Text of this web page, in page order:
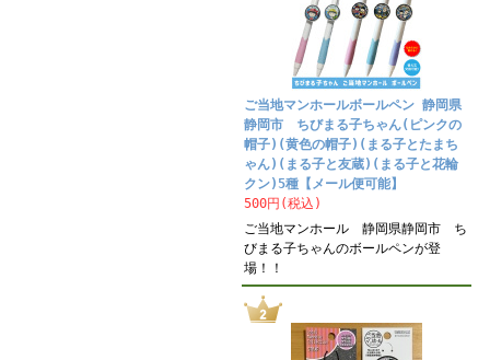
ご当地マンホールボールペン 静岡県
静岡市 ちびまる子ちゃん(ピンクの
帽子)(黄色の帽子)(まる子とたまち
ゃん)(まる子と友蔵)(まる子と花輪
クン)5種【メール便可能】
500円(税込)
ご当地マンホール 静岡県静岡市 ち
びまる子ちゃんのボールペンが登
場！！